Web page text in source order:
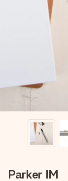
Mit Liebe
Erstelle etwas
ihrem Namen,
Herzen. Kein
Parker IM